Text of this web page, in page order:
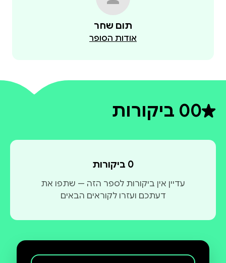
תום שחר
אודות הסופר
0דירוג ממוצע 0 מתוך 5
0 ביקורות
0 ביקורות
עדיין אין ביקורות לספר הזה — שתפו את
דעתכם ועזרו לקוראים הבאים